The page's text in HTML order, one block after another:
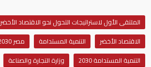
الملتقى الأول لاستراتيجات التحول نحو الاقتصاد الأخضر
الاقتصاد الأخضر
التنمية المستدامة
مصر 2030
التنمية المستدامة 2030
وزارة التجارة والصناعة